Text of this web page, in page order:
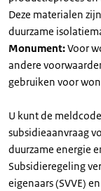
Deze materialen
duurzame
Monument:Voor
andere
gebruiken voor
U kunt de
subsidieaanvraag
duurzame energie
Subsidieregeling
eigenaars (SVVE)